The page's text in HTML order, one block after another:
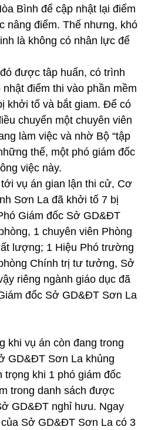
Bình để cập nhật lại điểm
nâng điểm. Thế nhưng, khó
là không có nhân lực để
được tâp huấn, có trình
điểm thi vào phần mềm
khởi tố và bắt giam. Để có
chuyển một chuyên viên
làm việc và nhờ Bộ “tập
thế, một phó giám đốc
việc này.
vụ án gian lận thi cử, Cơ
Sơn La đã khởi tố 7 bị
Giám đốc Sở GD&ĐT
1 chuyên viên Phòng
lượng; 1 Hiệu Phó trường
Chính trị tư tưởng, Sở
riêng ngành giáo dục đã
đốc Sở GD&ĐT Sơn La
khi vụ án còn đang trong
GD&ĐT Sơn La khủng
trọng khi 1 phó giám đốc
trong danh sách được
GD&ĐT nghỉ hưu. Ngay
Sở GD&ĐT Sơn La có 3